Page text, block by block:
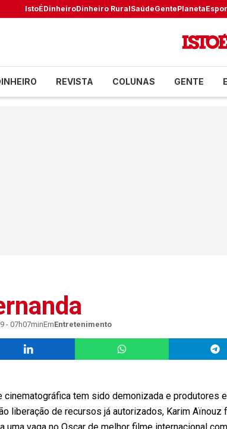
IstoÉDinheiroDinheiro RuralSaúdeGentePlaneta
REVISTA COLUNAS GENTE
- 07h07minEmEntretenimento
cinematográfica tem sido demonizada e produtores
liberação de recursos já autorizados, Karim Aïnouz